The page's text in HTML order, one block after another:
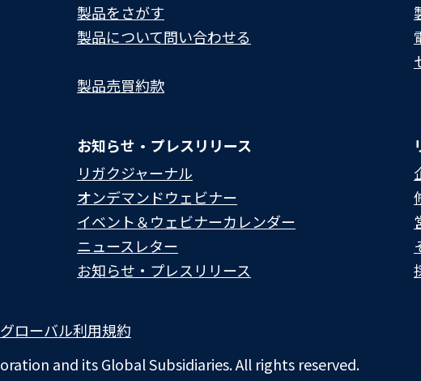
製品をさがす
製品について問い合わせる​
製品売買約款
お知らせ・プレスリリース
リガクジャーナル
オンデマンドウェビナー
イベント＆ウェビナーカレンダー
ニュースレター
お知らせ・プレスリリース
and its Global Subsidiaries. All rights reserved.
グローバル利用規約